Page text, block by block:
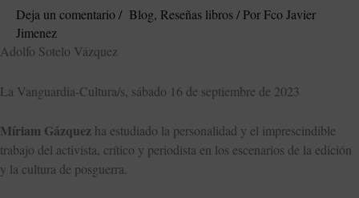
Deja un comentario/ Blog, Reseñas libros/ Por Fco Javier
Jimenez
Adolfo Sotelo Vázquez
La Vanguardia-Cultura/s, sábado 16 de septiembre de 2023
Míriam Gázquez ha estudiado la personalidad y el imprescindible
trabajo del activista, crítico y periodista en los escenarios de la edición
y la cultura de posguerra.